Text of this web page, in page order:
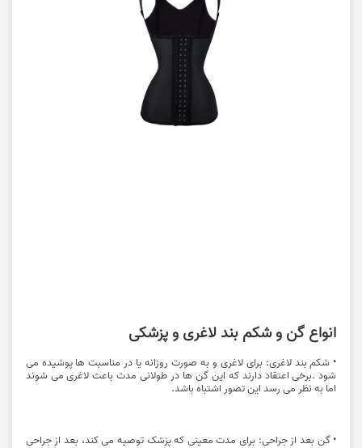
انواع گن و شکم بند لاغری و پزشکی
• شکم بند لاغری: برای لاغری و به صورت روزانه یا در مناسبت ها پوشیده می
شود .برخی اعتقاد دارند که این گن ها در طولانی مدت باعث لاغری می شوند
اما به نظر می رسد این تصور اشتباه باشد.
• گن بعد از جراحی: برای مدت معینی که پزشک توصیه می کند، بعد از جراحی